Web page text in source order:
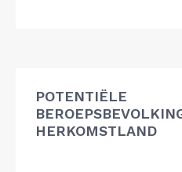
POTENTIËLE
HERKOMSTLAND